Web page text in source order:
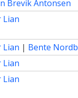
Brevik Antonsen
Lian
Lian | Bente
Lian
Lian